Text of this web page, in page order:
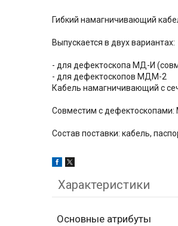
Гибкий намагничивающий
Выпускается в двух вариантах:
- для дефектоскопа МД-И
- для дефектоскопов МДМ-2
Кабель намагничивающий с
Совместим с
Состав поставки: кабель,
Характеристики
Основные атрибуты